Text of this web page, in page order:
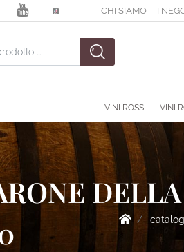
CHI SIAMO I
un filtro aggiorna automaticamente gli
VINI ROSSI VINI